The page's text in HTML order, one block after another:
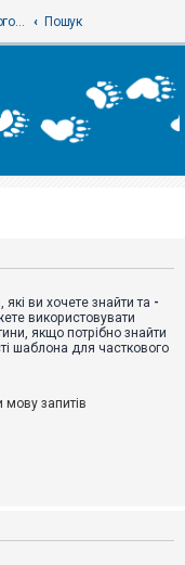
форум Українського теріологічного товариства Пошук
ви хочете знайти та -
використовувати
якщо потрібно знайти
шаблона для часткового
запитів